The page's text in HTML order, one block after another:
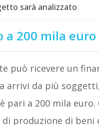
sarà analizzato
a 200 mila euro
può ricevere un
arrivi da più
pari a 200 mila
produzione di beni